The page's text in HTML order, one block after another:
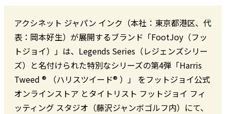
アクシネット ジャパン インク（本社：東京都港区、代
表：岡本好生）が展開するブランド「FootJoy（フッ
トジョイ）」は、Legends Series（レジェンズシリー
ズ）と名付けられた特別なシリーズの第4弾「Harris
Tweed ® （ハリスツイード® ）」 をフットジョイ公式
オンラインストア とタイトリスト フットジョイ フィ
ッティング スタジオ（藤沢ジャンボゴルフ内）にて、